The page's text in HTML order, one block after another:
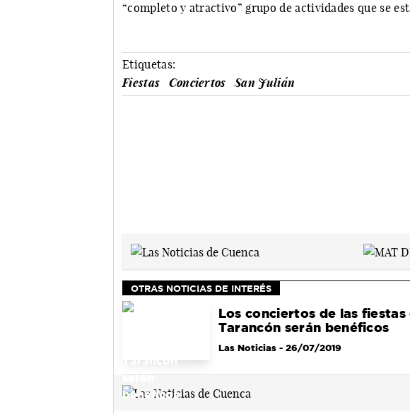
“completo y atractivo” grupo de actividades que se
Etiquetas:
Fiestas
Conciertos San Julián
OTRAS NOTICIAS DE INTERÉS
Los conciertos de las fiestas
Tarancón serán benéficos
Las Noticias- 26/07/2019